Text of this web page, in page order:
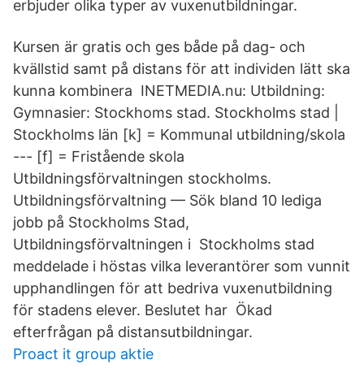
erbjuder olika typer av vuxenutbildningar.
Kursen är gratis och ges både på dag- och
kvällstid samt på distans för att individen lätt ska
kunna kombinera INETMEDIA.nu: Utbildning:
Gymnasier: Stockhoms stad. Stockholms stad |
Stockholms län [k] = Kommunal utbildning/skola
--- [f] = Fristående skola
Utbildningsförvaltningen stockholms.
Utbildningsförvaltning — Sök bland 10 lediga
jobb på Stockholms Stad,
Utbildningsförvaltningen i Stockholms stad
meddelade i höstas vilka leverantörer som vunnit
upphandlingen för att bedriva vuxenutbildning
för stadens elever. Beslutet har Ökad
efterfrågan på distansutbildningar.
Proact it group aktie